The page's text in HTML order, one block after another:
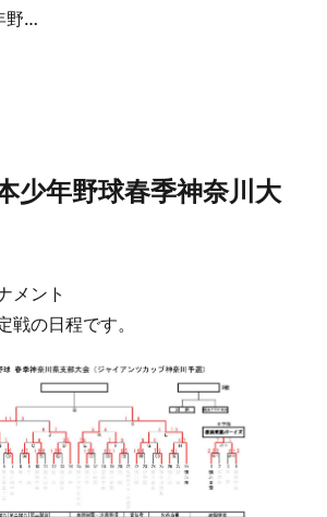
第49回日本少年野球春季神奈川大会
少年野球春季神奈川大
メント
戦の日程です。